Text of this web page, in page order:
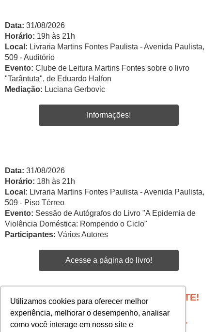
Utilizamos cookies para oferecer melhor
experiência, melhorar o desempenho, analisar
como você interage em nosso site e
Data: 31/08/2026
Horário: 19h às 21h
Local: Livraria Martins Fontes Paulista - Avenida Paulista,
509 - Auditório
Evento: Clube de Leitura Martins Fontes sobre o livro
"Tarântuta", de Eduardo Halfon
Mediação: Luciana Gerbovic
Informações!
Data: 31/08/2026
Horário: 18h às 21h
Local: Livraria Martins Fontes Paulista - Avenida Paulista,
509 - Piso Térreo
Evento: Sessão de Autógrafos do Livro "A Epidemia de
Violência Doméstica: Rompendo o Ciclo"
Participantes: Vários Autores
Acesse a página do livro!
PROGRAME SEU EVENTO COM A GENTE!
Edgar Santos -
esantos@martinsfontespaulista.com.br